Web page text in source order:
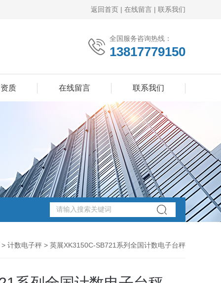
返回首页 | 在线留言 | 联系我们
全国服务咨询热线：
13817779150
质 在线留言 联系我们
> 计数电子秤 > 英展XK3150C-SB721系列全国计数电子台秤